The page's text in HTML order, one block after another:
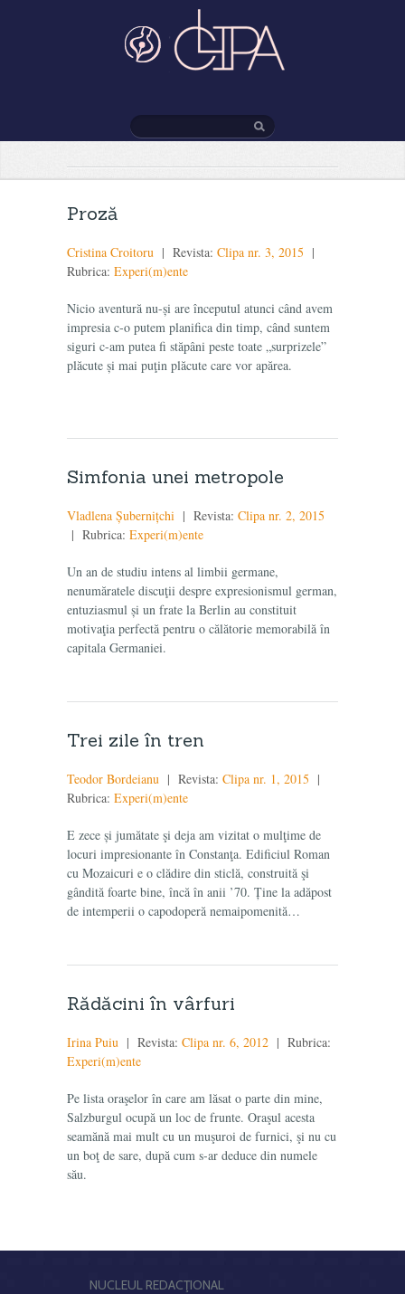
Proză
Cristina Croitoru | Revista: Clipa nr. 3, 2015 |
Rubrica: Experi(m)ente
Nicio aventură nu-și are începutul atunci când avem
impresia c-o putem planifica din timp, când suntem
siguri c-am putea fi stăpâni peste toate „surprizele”
plăcute și mai puţin plăcute care vor apărea.
Simfonia unei metropole
Vladlena Șubernițchi | Revista: Clipa nr. 2, 2015
| Rubrica: Experi(m)ente
Un an de studiu intens al limbii germane,
nenumăratele discuţii despre expresionismul german,
entuziasmul și un frate la Berlin au constituit
motivaţia perfectă pentru o călătorie memorabilă în
capitala Germaniei.
Trei zile în tren
Teodor Bordeianu | Revista: Clipa nr. 1, 2015 |
Rubrica: Experi(m)ente
E zece și jumătate şi deja am vizitat o mulţime de
locuri impresionante în Constanţa. Edificiul Roman
cu Mozaicuri e o clădire din sticlă, construită şi
gândită foarte bine, încă în anii ’70. Ține la adăpost
de intemperii o capodoperă nemaipomenită…
Rădăcini în vârfuri
Irina Puiu | Revista: Clipa nr. 6, 2012 | Rubrica:
Experi(m)ente
Pe lista oraşelor în care am lăsat o parte din mine,
Salzburgul ocupă un loc de frunte. Oraşul acesta
seamănă mai mult cu un muşuroi de furnici, şi nu cu
un boţ de sare, după cum s-ar deduce din numele
său.
NUCLEUL REDACŢIONAL